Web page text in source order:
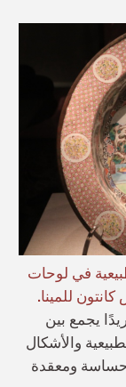
في لوحات
للمينا.
يجمع بين
والأشكال
حساسة ومعقدة